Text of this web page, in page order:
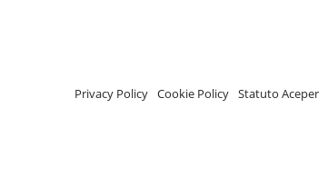
Privacy Policy Cookie Policy Statuto Aceper